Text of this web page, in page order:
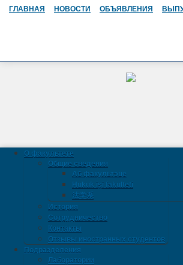
ГЛАВНАЯ НОВОСТИ ОБЪЯВЛЕНИЯ
О факультете
Общие сведения
Аб факультэце
Hukuk işi fakulteti
法学系
История
Сотрудничество
Контакты
Отзывы иностранных студентов
Подразделения
Лаборатории